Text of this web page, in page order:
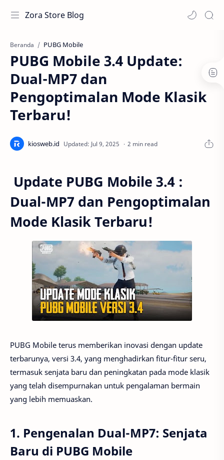
Zora Store Blog
Beranda PUBG Mobile
PUBG Mobile 3.4 Update:
Dual-MP7 dan
Pengoptimalan Mode Klasik
Terbaru!
2 min read
Update PUBG Mobile 3.4 :
Dual-MP7 dan Pengoptimalan
Mode Klasik Terbaru!
PUBG Mobile terus memberikan inovasi dengan update
terbarunya, versi 3.4, yang menghadirkan fitur-fitur seru,
termasuk senjata baru dan peningkatan pada mode klasik
yang telah disempurnakan untuk pengalaman bermain
yang lebih memuaskan.
1. Pengenalan Dual-MP7: Senjata
Baru di PUBG Mobile